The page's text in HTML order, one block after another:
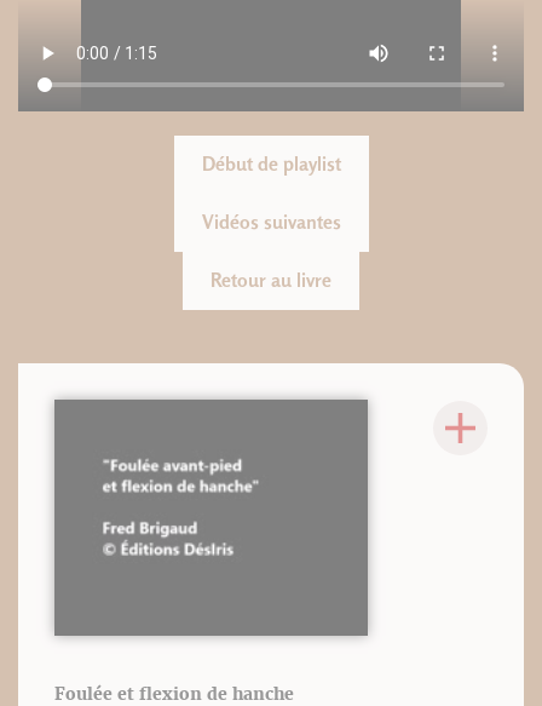
Début de playlist
Vidéos suivantes
Retour au livre
Foulée et flexion de hanche